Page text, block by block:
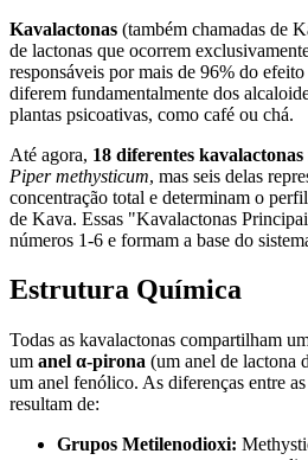
Kavalactonas (também chamadas de
de lactonas que ocorrem
responsáveis por mais de 96% do
diferem fundamentalmente dos
plantas psicoativas, como café ou chá.
Até agora, 18 diferentes kavalactonas
Piper methysticum, mas seis delas
concentração total e determinam o
de Kava. Essas "Kavalactonas
números 1-6 e formam a base do
Estrutura Química
Todas as kavalactonas compartilham
um anel α-pirona (um anel de lactona
um anel fenólico. As diferenças entre
resultam de:
Grupos Metilenodioxi: